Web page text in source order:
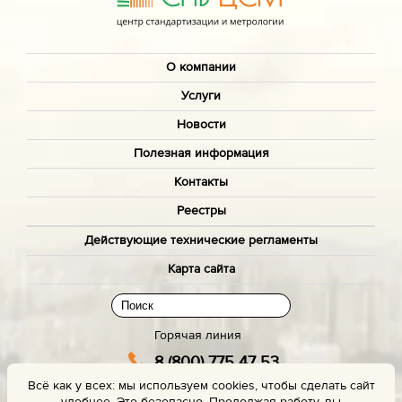
О компании
Услуги
Новости
Полезная информация
Контакты
Реестры
Действующие технические регламенты
Карта сайта
Горячая линия
8 (800) 775 47 53
(звонок бесплатный)
Всё как у всех: мы используем cookies, чтобы сделать сайт